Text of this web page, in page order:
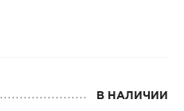
В НАЛИЧИИ